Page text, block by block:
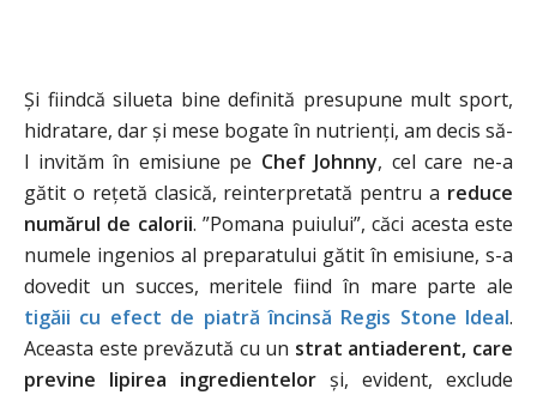
Și fiindcă silueta bine definită presupune mult sport,
hidratare, dar și mese bogate în nutrienți, am decis să-
l invităm în emisiune pe Chef Johnny, cel care ne-a
gătit o rețetă clasică, reinterpretată pentru a reduce
numărul de calorii. ”Pomana puiului”, căci acesta este
numele ingenios al preparatului gătit în emisiune, s-a
dovedit un succes, meritele fiind în mare parte ale
tigăii cu efect de piatră încinsă Regis Stone Ideal.
Aceasta este prevăzută cu un strat antiaderent, care
previne lipirea ingredientelor și, evident, exclude